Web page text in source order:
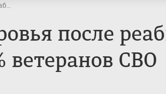
после
ветеранов СВО